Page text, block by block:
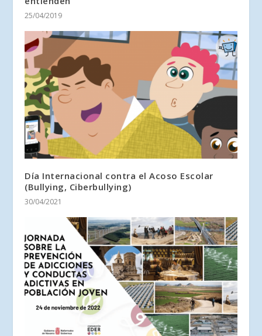
25/04/2019
Día Internacional contra el Acoso Escolar
(Bullying, Ciberbullying)
30/04/2021